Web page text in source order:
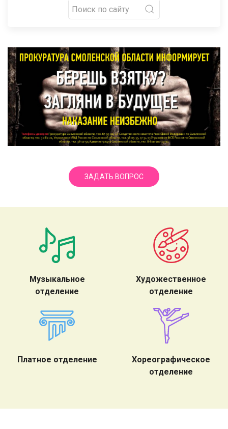
ЗАДАТЬ ВОПРОС
Музыкальное
отделение
Художественное
отделение
Платное отделение
Хореографическое
отделение